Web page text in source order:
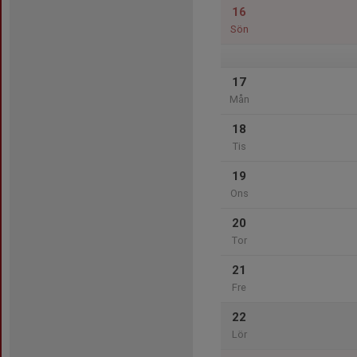
16
Sön
17
Mån
18
Tis
19
Ons
20
Tor
21
Fre
22
Lör